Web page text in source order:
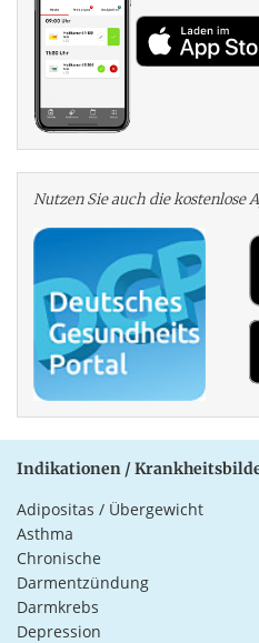
Nutzen Sie auch die kosten­lose
Indikationen /
Adipositas / Übergewicht
Asthma
Chronische
Darmentzündung
Darmkrebs
Depression